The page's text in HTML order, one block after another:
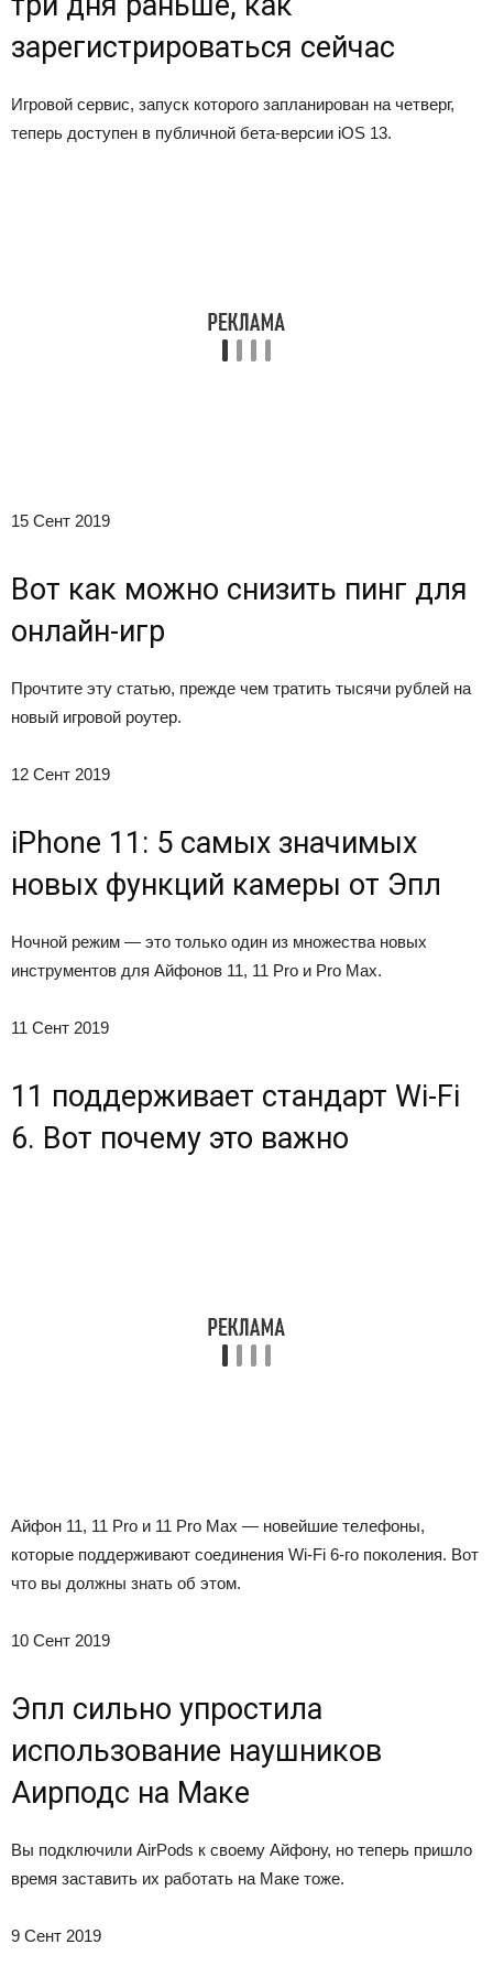
зарегистрироваться сейчас
Игровой сервис, запуск которого запланирован на четверг,
теперь доступен в публичной бета-версии iOS 13.
15 Сент 2019
Вот как можно снизить пинг для
онлайн-игр
Прочтите эту статью, прежде чем тратить тысячи рублей на
новый игровой роутер.
12 Сент 2019
iPhone 11: 5 самых значимых
новых функций камеры от Эпл
Ночной режим — это только один из множества новых
инструментов для Айфонов 11, 11 Pro и Pro Max.
11 Сент 2019
11 поддерживает стандарт Wi-Fi
6. Вот почему это важно
Айфон 11, 11 Pro и 11 Pro Max — новейшие телефоны,
которые поддерживают соединения Wi-Fi 6-го поколения. Вот
что вы должны знать об этом.
10 Сент 2019
Эпл сильно упростила
использование наушников
Аирподс на Маке
Вы подключили AirPods к своему Айфону, но теперь пришло
время заставить их работать на Маке тоже.
9 Сент 2019